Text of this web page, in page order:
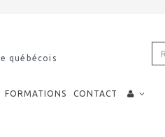
québécois
FORMATIONS CONTACT